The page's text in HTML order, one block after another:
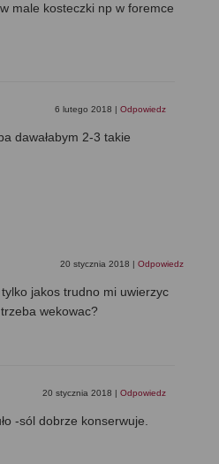
male kosteczki np w foremce
6 lutego 2018 | Odpowiedz
dawałabym 2-3 takie
20 stycznia 2018 | Odpowiedz
jakos trudno mi uwierzyc
wekowac?
20 stycznia 2018 | Odpowiedz
-sól dobrze konserwuje.